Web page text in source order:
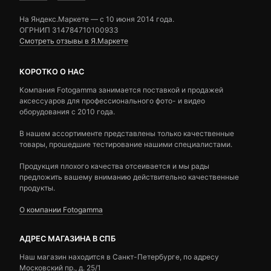
На Яндекс.Маркете — c 10 июня 2014 года.
ОГРНИП 314784710100933
Смотреть отзывы в Я.Маркете
КОРОТКО О НАС
Компания Fotogamma занимается поставкой и продажей
аксессуаров для профессионального фото- и видео
оборудования с 2010 года.
В нашем ассортименте представлены только качественные
товары, прошедшие тестирование нашими специалистами.
Продукция плохого качества отсеивается и мы рады
предложить вашему вниманию действительно качественные
продукты.
О компании Fotogamma
АДРЕС МАГАЗИНА В СПБ
Наш магазин находится в Санкт-Петербурге, по адресу
Московский пр., д. 25/1